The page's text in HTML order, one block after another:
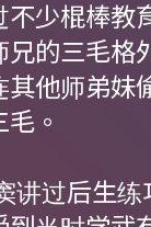
少棍棒教
的三毛格
他师弟妹
。
讲过后生练